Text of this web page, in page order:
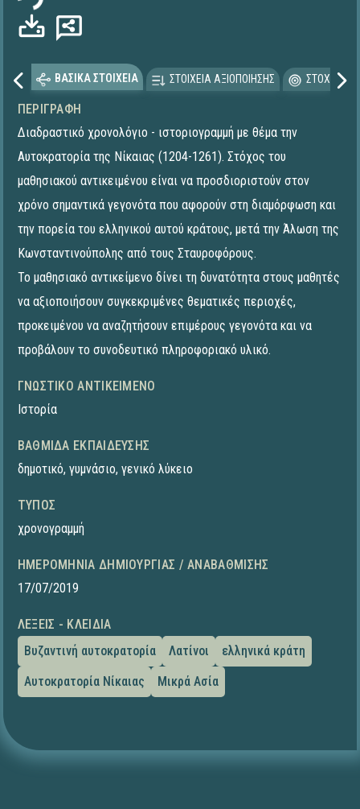
ΒΑΣΙΚΑ ΣΤΟΙΧΕΙΑ ΣΤΟΙΧΕΙΑ ΑΞΙΟΠΟΙΗΣΗΣ
ΠΕΡΙΓΡΑΦΉ
Διαδραστικό χρονολόγιο - ιστοριογραμμή με θέμα την
Αυτοκρατορία της Νίκαιας (1204-1261). Στόχος του
μαθησιακού αντικειμένου είναι να προσδιοριστούν στον
χρόνο σημαντικά γεγονότα που αφορούν στη διαμόρφωση και
την πορεία του ελληνικού αυτού κράτους, μετά την Άλωση της
Κωνσταντινούπολης από τους Σταυροφόρους.
Το μαθησιακό αντικείμενο δίνει τη δυνατότητα στους μαθητές
να αξιοποιήσουν συγκεκριμένες θεματικές περιοχές,
προκειμένου να αναζητήσουν επιμέρους γεγονότα και να
προβάλουν το συνοδευτικό πληροφοριακό υλικό.
ΓΝΩΣΤΙΚΌ ΑΝΤΙΚΕΊΜΕΝΟ
Ιστορία
ΒΑΘΜΊΔΑ ΕΚΠΑΊΔΕΥΣΗΣ
δημοτικό, γυμνάσιο, γενικό λύκειο
ΤΎΠΟΣ
χρονογραμμή
ΗΜΕΡΟΜΗΝΊΑ ΔΗΜΙΟΥΡΓΊΑΣ / ΑΝΑΒΆΘΜΙΣΗΣ
17/07/2019
ΛΈΞΕΙΣ - ΚΛΕΙΔΙΆ
Βυζαντινή αυτοκρατορία
Λατίνοι
ελληνικά κράτη
Αυτοκρατορία Νίκαιας
Μικρά Ασία